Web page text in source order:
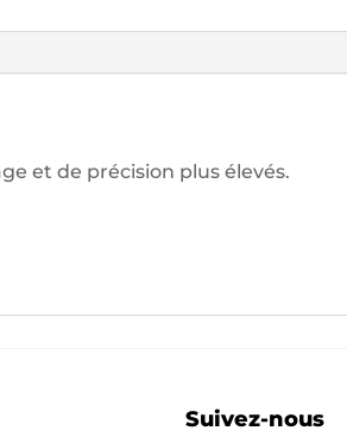
et de précision plus élevés.
Suivez-nous